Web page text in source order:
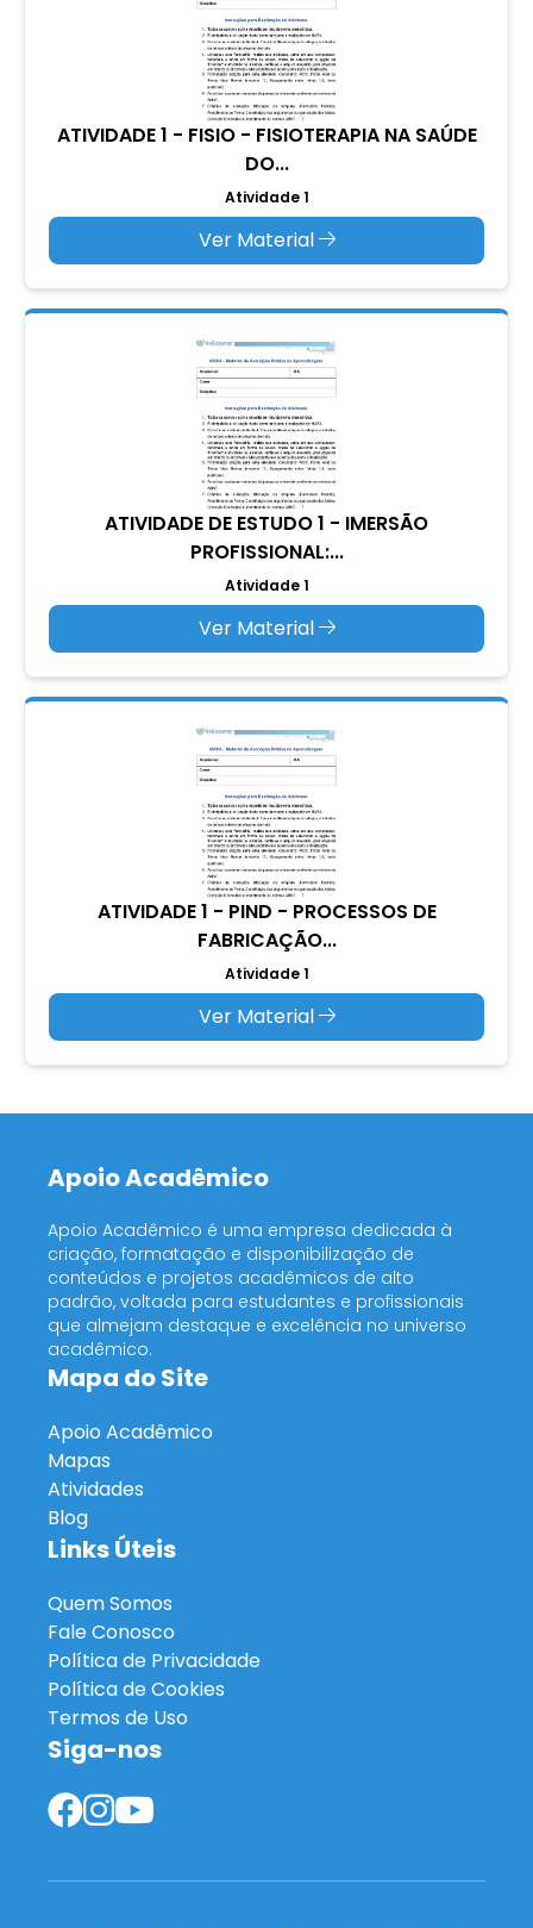
ATIVIDADE 1 - FISIO - FISIOTERAPIA NA SAÚDE
DO...
Atividade 1
Ver Material
ATIVIDADE DE ESTUDO 1 - IMERSÃO
PROFISSIONAL:...
Atividade 1
Ver Material
ATIVIDADE 1 - PIND - PROCESSOS DE
FABRICAÇÃO...
Atividade 1
Ver Material
Apoio Acadêmico
Apoio Acadêmico é uma empresa dedicada à
criação, formatação e disponibilização de
conteúdos e projetos acadêmicos de alto
padrão, voltada para estudantes e profissionais
que almejam destaque e excelência no universo
acadêmico.
Mapa do Site
Apoio Acadêmico
Mapas
Atividades
Blog
Links Úteis
Quem Somos
Fale Conosco
Política de Privacidade
Política de Cookies
Termos de Uso
Siga-nos